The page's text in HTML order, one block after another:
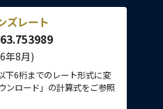
ズレート
年8月)
下6桁までのレート形式に変
ンロード」の計算式をご参照